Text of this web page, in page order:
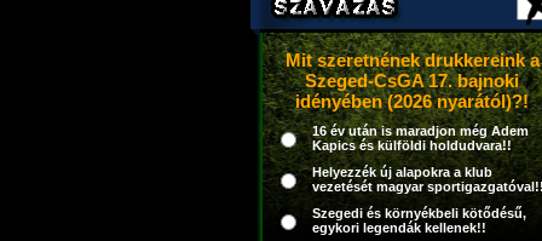
Mit szeretnének drukkereink a
Szeged-CsGA 17. bajnoki
idényében (2026 nyarától)?!
16 év után is maradjon még Adem
Kapics és külföldi holdudvara!!
Helyezzék új alapokra a klub
vezetését magyar
Szegedi és környékbeli kötődésű,
egykori legendák kellenek!!